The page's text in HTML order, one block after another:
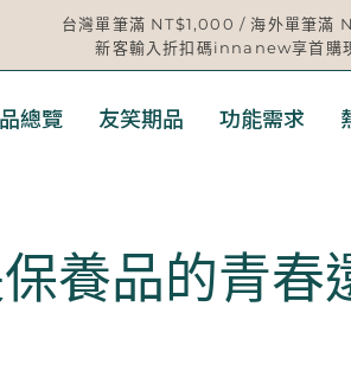
台灣單筆滿 NT$1,000 / 海外單筆滿
新客輸入折扣碼innanew享首購
總覽 友笑期品 功能需求
養品的青春